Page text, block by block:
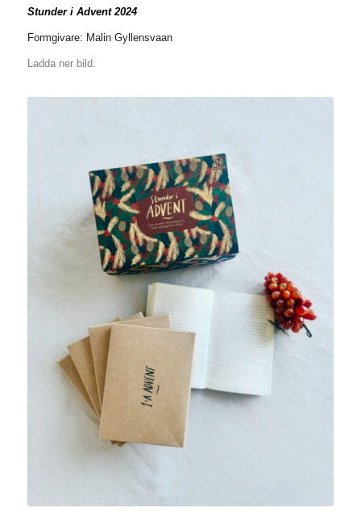
Stunder i Advent 2024
Formgivare: Malin Gyllensvaan
Ladda ner bild.